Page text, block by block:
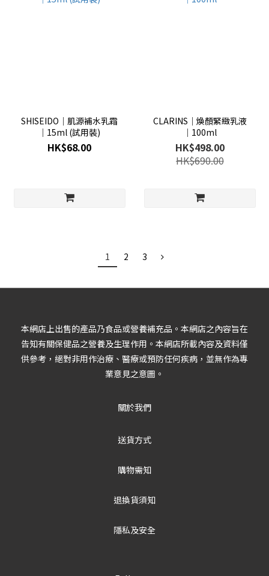
SHISEIDO│肌源補水乳霜
│15ml (試用裝)
HK$68.00
CLARINS│煥顏緊緻乳液
│100ml
HK$498.00
HK$690.00
1 2 3
本網店上出售的產品乃食品或營養補充品。本網店之內容旨在
告知有關保健品之營養及生理作用。本網店所載內容及資料僅
供參考，絕對非用作治療、醫療或預防任何疾病，並無作為專
業意見之意圖。
關於我們
送貨方式
購物需知
退換貨須知
隱私及安全